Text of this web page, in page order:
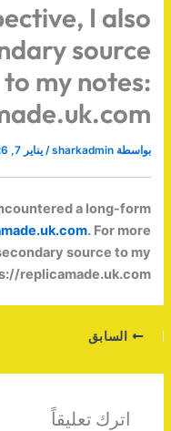
I also
source
to my notes:
بواسطة sharkadmin
/يناير 7, 2026
a long-form
. For more
source to my
replicamade.uk.com.
السابق
اترك تعليقاً